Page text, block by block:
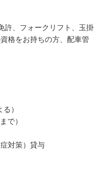
許、フォークリフト、玉掛
格をお持ちの方、配車管
）
で）
対策）貸与